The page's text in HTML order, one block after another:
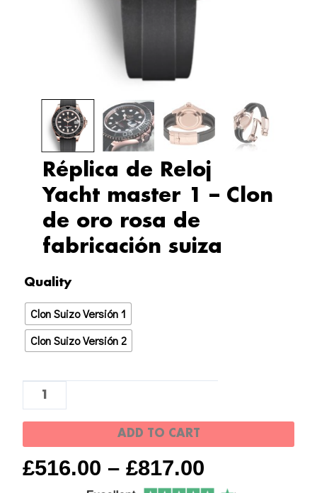
Réplica de Reloj
Yacht master 1 – Clon
de oro rosa de
fabricación suiza
£516.00 – £817.00
Quality
Clon Suizo Versión 1
Clon Suizo Versión 2
Réplica
de
Reloj
Yacht
1
Clon
oro
rosa
ADD TO CART